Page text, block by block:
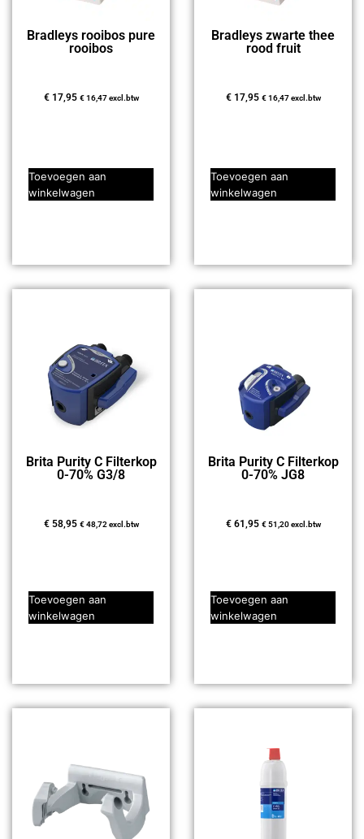
Bradleys rooibos pure
rooibos
€17,95 €16,47excl.btw
Toevoegen aan
winkelwagen
Bradleys zwarte thee
rood fruit
€17,95 €16,47excl.btw
Toevoegen aan
winkelwagen
Brita Purity C Filterkop
0-70% G3/8
€58,95 €48,72excl.btw
Toevoegen aan
winkelwagen
Brita Purity C Filterkop
0-70% JG8
€61,95 €51,20excl.btw
Toevoegen aan
winkelwagen